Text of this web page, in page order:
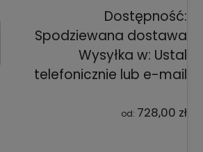
Dostępność:
Spodziewana dostawa
Wysyłka w: Ustal
telefonicznie lub e-mail
od: 728,00 zł